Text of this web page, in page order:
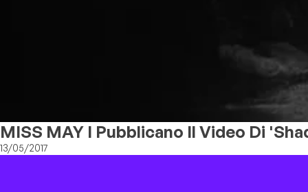
MISS MAY I Pubblicano Il Video Di
13/05/2017